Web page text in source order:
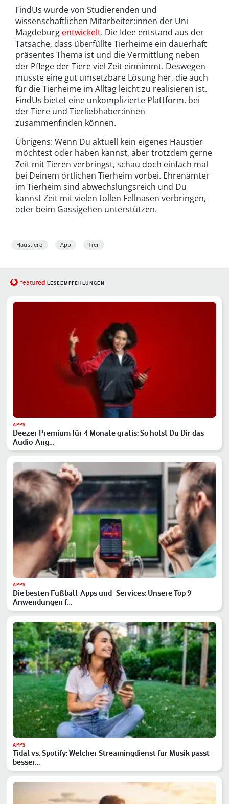
FindUs wurde von Studierenden und
wissenschaftlichen Mitarbeiter:innen der Uni
Magdeburg entwickelt. Die Idee entstand aus der
Tatsache, dass überfüllte Tierheime ein dauerhaft
präsentes Thema ist und die Vermittlung neben
der Pflege der Tiere viel Zeit einnimmt. Deswegen
musste eine gut umsetzbare Lösung her, die auch
für die Tierheime im Alltag leicht zu realisieren ist.
FindUs bietet eine unkomplizierte Plattform, bei
der Tiere und Tierliebhaber:innen
zusammenfinden können.
Übrigens: Wenn Du aktuell kein eigenes Haustier
möchtest oder haben kannst, aber trotzdem gerne
Zeit mit Tieren verbringst, schau doch einfach mal
bei Deinem örtlichen Tierheim vorbei. Ehrenämter
im Tierheim sind abwechslungsreich und Du
kannst Zeit mit vielen tollen Fellnasen verbringen,
oder beim Gassigehen unterstützen.
Haustiere App Tier
featured LESEEMPFEHLUNGEN
APPS
Deezer Premium für 4 Monate gratis: So holst Du Dir das
Audio-Ang…
APPS
Die besten Fußball-Apps und -Services: Unsere Top 9
Anwendungen f…
APPS
Tidal vs. Spotify: Welcher Streamingdienst für Musik passt
besser…